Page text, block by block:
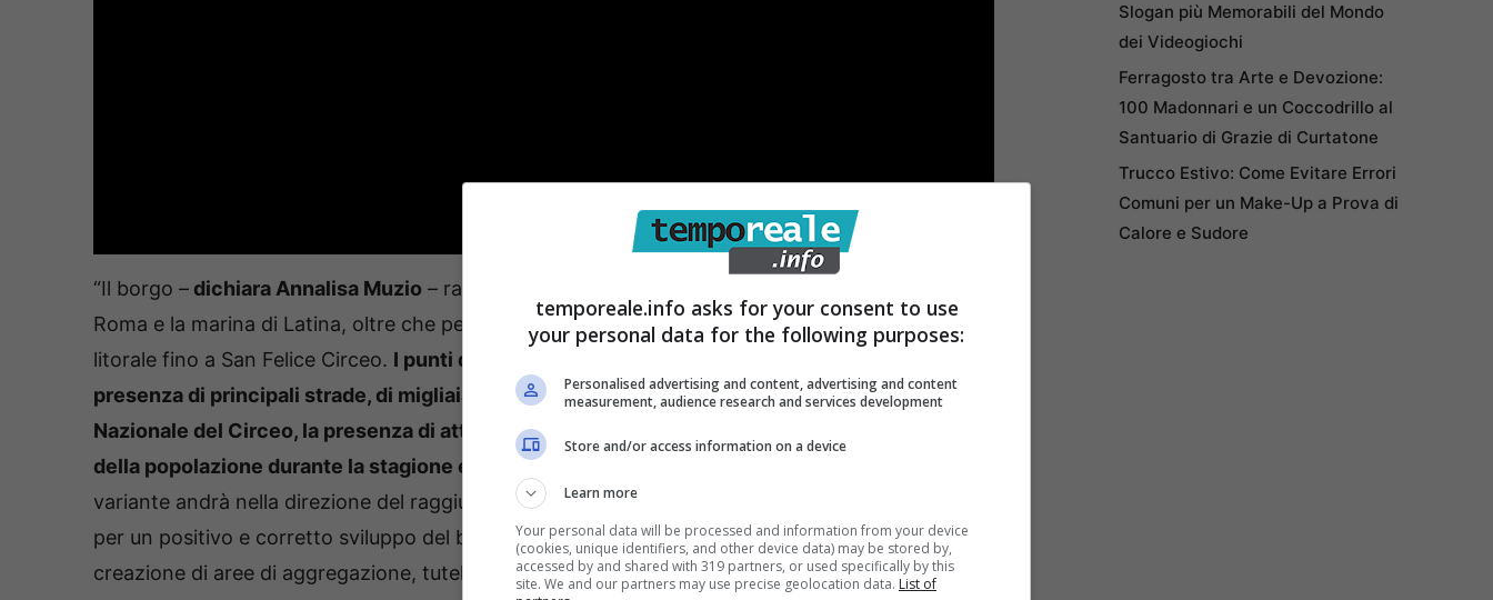
“Il borgo – dichiara Annalisa Muzio – rappresenta un importante nodo di collegamento tra
Roma e la marina di Latina, oltre che per Borgo Grappa e per le numerosi lottizzazioni del
litorale fino a San Felice Circeo. I punti di forza individuati riguardano la vicinanza del mare, la
presenza di principali strade, di migliaia di abitanti e di edifici storici, la vicinanza al Parco
Nazionale del Circeo, la presenza di attività agricole, turistiche e marittime e di un incremento
della popolazione durante la stagione estiva
. Questa analisi ci ha spinto a pensare che la
variante andrà nella direzione del raggiungimento di alcuni obiettivi fondamentali ed essenziali
per un positivo e corretto sviluppo del borgo: valorizzazione degli edifici storici esistenti,
creazione di aree di aggregazione, tutela dell’ambiente, del verde pubblico e pubblico attrezzato
Slogan più Memorabili del Mondo
dei Videogiochi
Ferragosto tra Arte e Devozione:
100 Madonnari e un Coccodrillo al
Santuario di Grazie di Curtatone
Trucco Estivo: Come Evitare Errori
Comuni per un Make-Up a Prova di
Calore e Sudore
temporeale.info asks for your consent to use
your personal data for the following purposes:
Personalised advertising and content, advertising and content
measurement, audience research and services development
Store and/or access information on a device
Learn more
Your personal data will be processed and information from your device
(cookies, unique identifiers, and other device data) may be stored by,
accessed by and shared with 319 partners, or used specifically by this
site. We and our partners may use precise geolocation data. List of